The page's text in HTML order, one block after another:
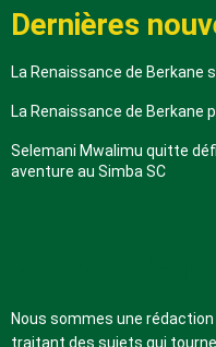
Dernières
La Renaissance de Berkane
La Renaissance de Berkane
Selemani Mwalimu quitte
aventure au Simba SC
Nous sommes une
traitant des sujets qui